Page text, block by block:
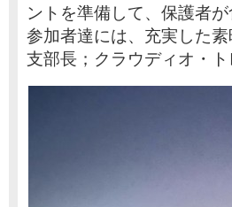
ントを準備して、保護者
参加者達には、充実した
支部長；クラウディオ・ト